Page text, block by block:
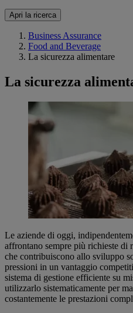
Apri la ricerca
Business Assurance
Food and Beverage
La sicurezza alimentare
La sicurezza
Le aziende di oggi,
affrontano sempre più richieste di
che contribuiscono allo sviluppo
pressioni in un vantaggio
sistema di gestione efficiente su
utilizzarlo sistematicamente per
costantemente le prestazioni